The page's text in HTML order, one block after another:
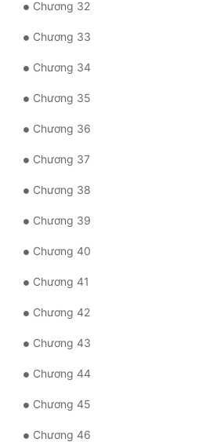
Chương 32
Chương 33
Chương 34
Chương 35
Chương 36
Chương 37
Chương 38
Chương 39
Chương 40
Chương 41
Chương 42
Chương 43
Chương 44
Chương 45
Chương 46